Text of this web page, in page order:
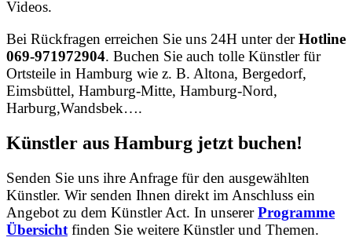
Videos.
Bei Rückfragen erreichen Sie uns 24H unter derHotline
069-971972904. Buchen Sie auch tolle Künstler für
Ortsteile in Hamburg wie z. B. Altona, Bergedorf,
Eimsbüttel, Hamburg-Mitte, Hamburg-Nord,
Harburg,Wandsbek….
Künstler aus Hamburg jetzt buchen!
Senden Sie uns ihre Anfrage für den ausgewählten
Künstler. Wir senden Ihnen direkt im Anschluss ein
Angebot zu dem Künstler Act. In unsererProgramme
Übersicht finden Sie weitere Künstler und Themen.